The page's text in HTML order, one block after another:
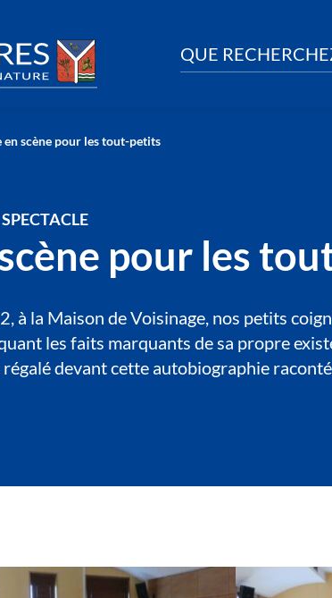
QUE
en scène pour les tout-petits
pour les
à la Maison de Voisinage, nos petits
les faits marquants de sa propre
régalé devant cette autobiographie